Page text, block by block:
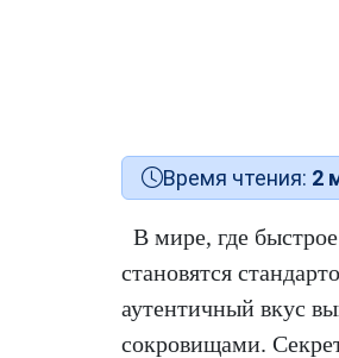
Время чтения: 2
В мире, где
становятся
аутентичный вкус
сокровищами.